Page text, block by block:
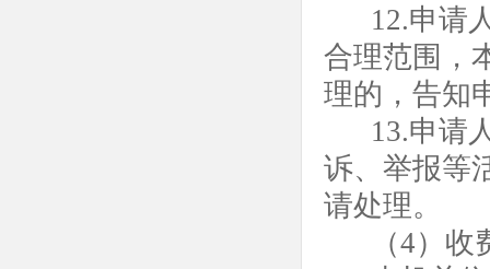
12.申请
合理范围，
理的，告知
13.申请
诉、举报等
请处理。
（4）